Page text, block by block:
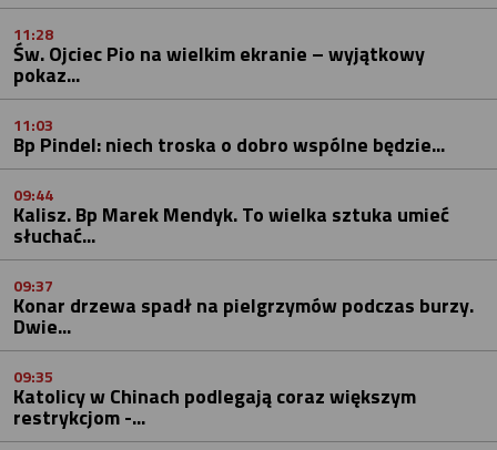
11:28
Św. Ojciec Pio na wielkim ekranie – wyjątkowy
pokaz...
11:03
Bp Pindel: niech troska o dobro wspólne będzie...
09:44
Kalisz. Bp Marek Mendyk. To wielka sztuka umieć
słuchać...
09:37
Konar drzewa spadł na pielgrzymów podczas burzy.
Dwie...
09:35
Katolicy w Chinach podlegają coraz większym
restrykcjom -...